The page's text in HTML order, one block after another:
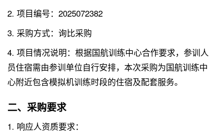
2. 项目编号：2025072382
3. 采购方式：询比采购
4. 项目情况说明：根据国航训练中心合作要求，参训人
员住宿需由参训单位自行安排，本次采购为国航训练中
心附近包含模拟机训练时段的住宿及配套服务。
二、采购要求
1. 响应人资质要求：